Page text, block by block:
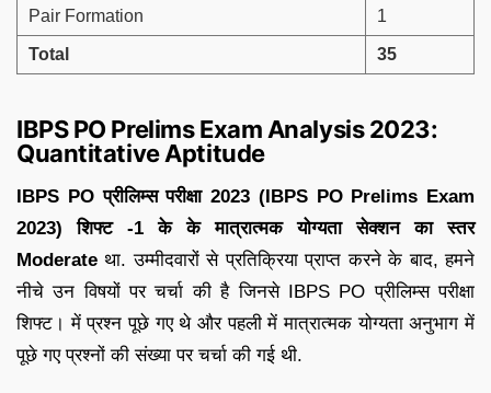
Pair Formation 1
Total 35
IBPS PO Prelims Exam Analysis 2023:
Quantitative Aptitude
IBPS PO प्रीलिम्स परीक्षा 2023 (IBPS PO Prelims Exam
2023) शिफ्ट -1 के के मात्रात्मक योग्यता सेक्शन का स्तर
Moderate था. उम्मीदवारों से प्रतिक्रिया प्राप्त करने के बाद, हमने
नीचे उन विषयों पर चर्चा की है जिनसे IBPS PO प्रीलिम्स परीक्षा
शिफ्ट। में प्रश्न पूछे गए थे और पहली में मात्रात्मक योग्यता अनुभाग में
पूछे गए प्रश्नों की संख्या पर चर्चा की गई थी.